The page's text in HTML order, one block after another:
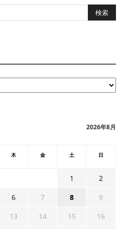
2026年8月
木 金 土 日
1
2
6 7 8
9
13 14 15
16